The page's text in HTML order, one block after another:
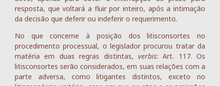
resposta, que voltará a fluir por inteiro, após a intimação
da decisão que deferir ou indeferir o requerimento.
No que concerne à posição dos litisconsortes no
procedimento processual, o legislador procurou tratar da
matéria em duas regras distintas, verbis: Art. 117. Os
litisconsortes serão considerados, em suas relações com a
parte adversa, como litigantes distintos, exceto no